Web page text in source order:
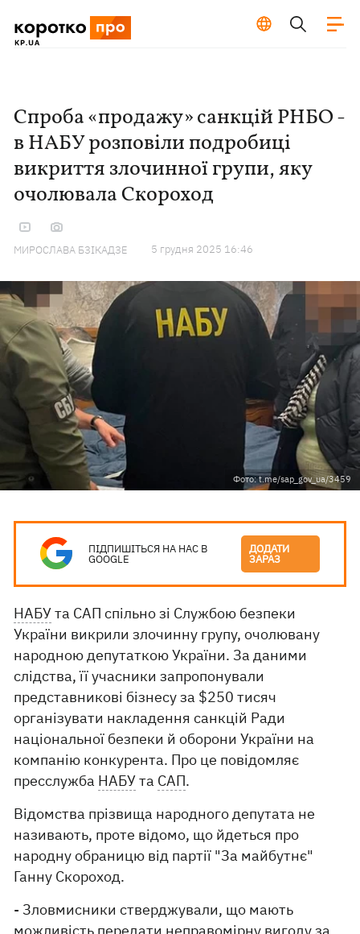
Спроба «продажу» санкцій РНБО -
в НАБУ розповіли подробиці
викриття злочинної групи, яку
очолювала Скороход
МИРОСЛАВА БЗІКАДЗЕ 5 грудня 2025 16:46
Фото: t.me/sap_gov_ua/3459
ПІДПИШІТЬСЯ НА НАС В
GOOGLE
ДОДАТИ
ЗАРАЗ
НАБУта САП спільно зі Службою безпеки
України викрили злочинну групу, очолювану
народною депутаткою України. За даними
слідства, її учасники запропонували
представникові бізнесу за $250 тисяч
організувати накладення санкцій Ради
національної безпеки й оборони України на
компанію конкурента. Про це повідомляє
пресслужба НАБУта САП.
Відомства прізвища народного депутата не
називають, проте відомо, що йдеться про
народну обраницю від партії "За майбутнє"
Ганну Скороход.
- Зловмисники стверджували, що мають